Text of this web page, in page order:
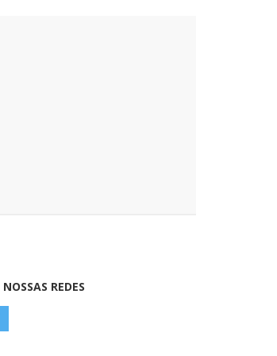
REDES